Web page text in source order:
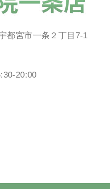
都宮市一条２丁目7-1
20:00